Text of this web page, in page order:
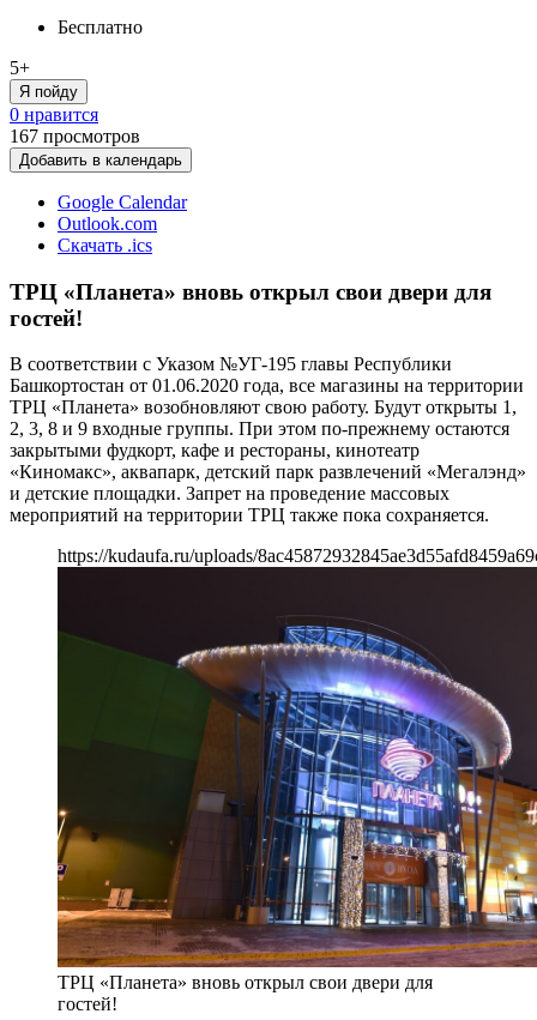
Бесплатно
5+
Я пойду
0 нравится
167 просмотров
Добавить в календарь
Google Calendar
Outlook.com
Скачать .ics
ТРЦ «Планета» вновь открыл свои двери для
гостей!
В соответствии с Указом №УГ-195 главы Республики
Башкортостан от 01.06.2020 года, все магазины на территории
ТРЦ «Планета» возобновляют свою работу. Будут открыты 1,
2, 3, 8 и 9 входные группы. При этом по-прежнему остаются
закрытыми фудкорт, кафе и рестораны, кинотеатр
«Киномакс», аквапарк, детский парк развлечений «Мегалэнд»
и детские площадки. Запрет на проведение массовых
мероприятий на территории ТРЦ также пока сохраняется.
https://kudaufa.ru/uploads/
ТРЦ «Планета» вновь открыл свои двери для
гостей!